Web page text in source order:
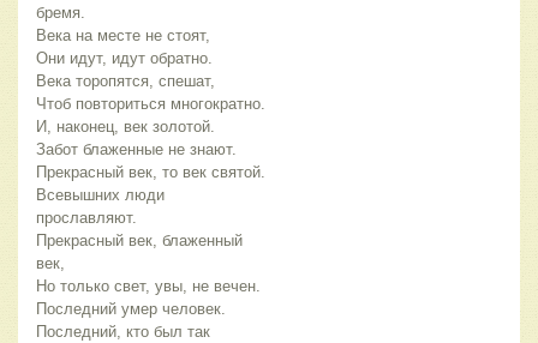
бремя.
Века на месте не стоят,
Они идут, идут обратно.
Века торопятся, спешат,
Чтоб повториться многократно.
И, наконец, век золотой.
Забот блаженные не знают.
Прекрасный век, то век святой.
Всевышних люди
прославляют.
Прекрасный век, блаженный
век,
Но только свет, увы, не вечен.
Последний умер человек.
Последний, кто был так